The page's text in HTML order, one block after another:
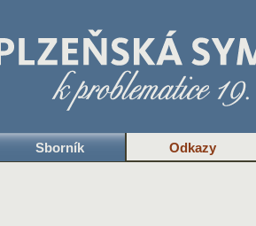
Sborník Odkazy